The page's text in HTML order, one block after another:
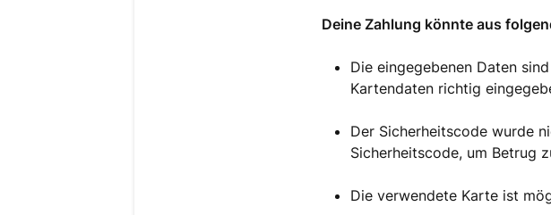
Deine Zahlung könnte aus
Die eingegebenen Daten
Kartendaten richtig
Der Sicherheitscode wurde
Sicherheitscode, um Betrug
Die verwendete Karte ist